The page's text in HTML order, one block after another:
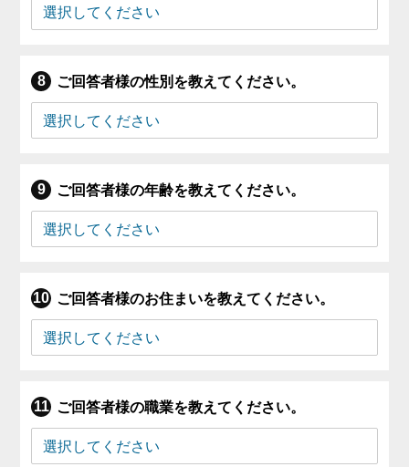
ご回答者様の性別を教えてください。
ご回答者様の年齢を教えてください。
ご回答者様のお住まいを教えてください。
ご回答者様の職業を教えてください。